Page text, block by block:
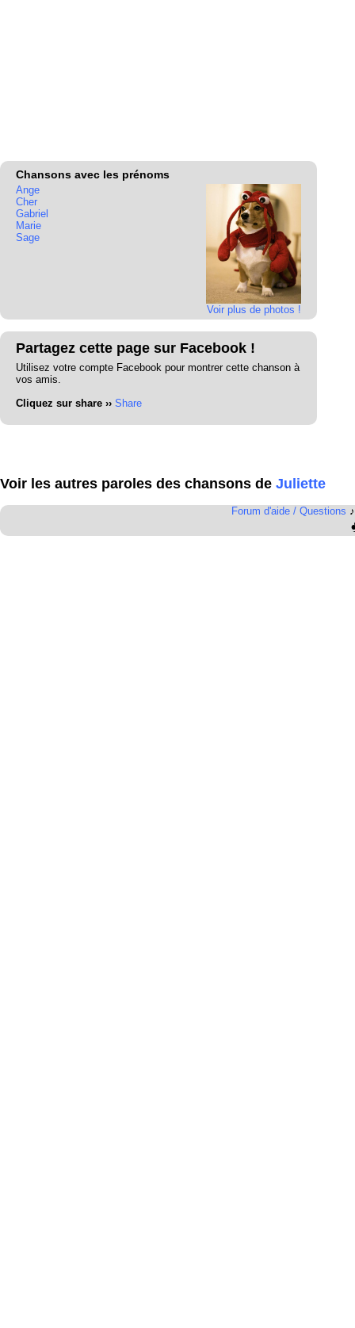
Chansons avec les prénoms
Voir plus de photos !
Ange
Cher
Gabriel
Marie
Sage
Partagez cette page sur Facebook !
Utilisez votre compte Facebook pour montrer cette chanson à
vos amis.
Cliquez sur share ›› Share
Voir les autres paroles des chansons de Juliette
Forum d'aide / Questions